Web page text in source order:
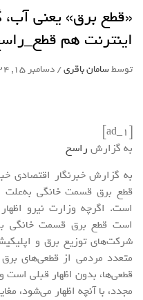
«قطع برق» یعنی آب،
اینترنت هم
توسطسامان باقری/دسامبر 15, 2024
[ad_1]
به گزارش راسخ
به گزارش خبرنگار اقتصادی
قطع برق قسمت خانگی به‌علت
است. اگرچه وزارت نیرو
است قطع برق قسمت خانگی بر
شرکت‌های توزیع برق و
متعدد مردمی از قطعی‌های
قطعی‌ها، بدون اظهار قبلی
مجدد، با آنچه اظهار می‌شود،